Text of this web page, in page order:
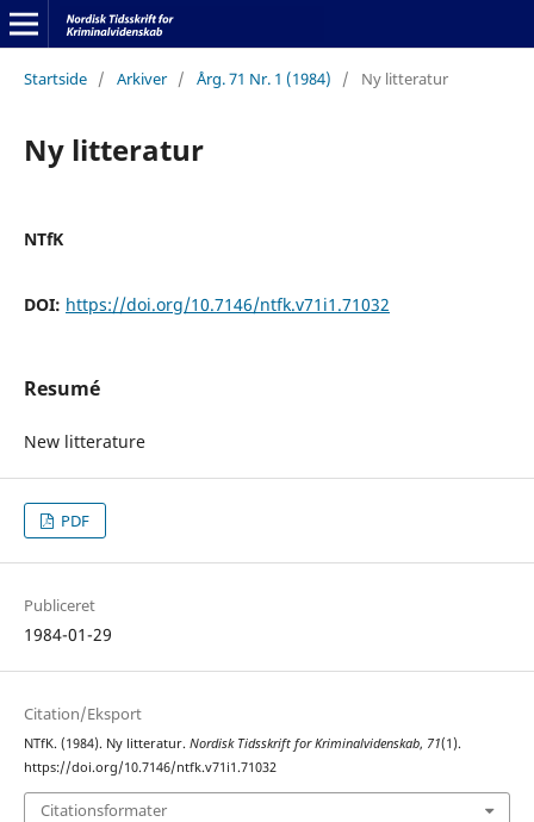
Startside / Arkiver / Årg. 71 Nr. 1 (1984) / Ny litteratur
Ny litteratur
NTfK
DOI: https://doi.org/10.7146/ntfk.v71i1.71032
Resumé
New litterature
PDF
Publiceret
1984-01-29
Citation/Eksport
NTfK. (1984). Ny litteratur. Nordisk Tidsskrift for Kriminalvidenskab, 71(1).
https://doi.org/10.7146/ntfk.v71i1.71032
Citationsformater